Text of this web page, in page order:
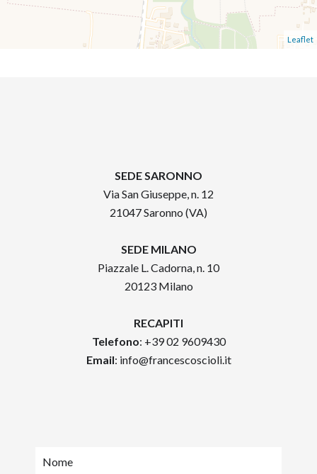
Leaflet
SEDE SARONNO
Via San Giuseppe, n. 12
21047 Saronno (VA)
SEDE MILANO
Piazzale L. Cadorna, n. 10
20123 Milano
RECAPITI
Telefono: +39 02 9609430
Email: info@francescoscioli.it